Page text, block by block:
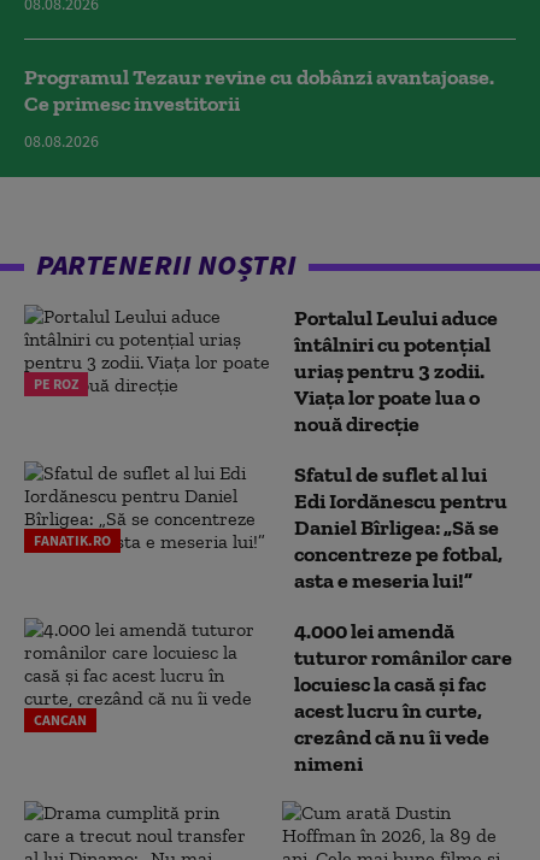
Programul Tezaur revine cu dobânzi avantajoase.
Ce primesc investitorii
08.08.2026
PARTENERII NOȘTRI
PE ROZ
Portalul Leului aduce
întâlniri cu potențial
uriaș pentru 3 zodii.
Viața lor poate lua o
nouă direcție
FANATIK.RO
Sfatul de suflet al lui
Edi Iordănescu pentru
Daniel Bîrligea: „Să se
concentreze pe fotbal,
asta e meseria lui!”
CANCAN
4.000 lei amendă
tuturor românilor care
locuiesc la casă și fac
acest lucru în curte,
crezând că nu îi vede
nimeni